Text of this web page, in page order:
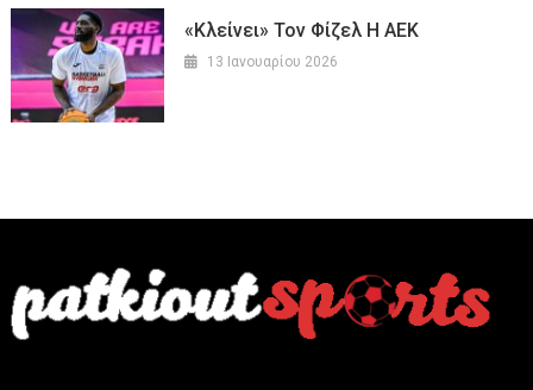
«Κλείνει» Τον Φίζελ Η ΑΕΚ
13 Ιανουαρίου 2026